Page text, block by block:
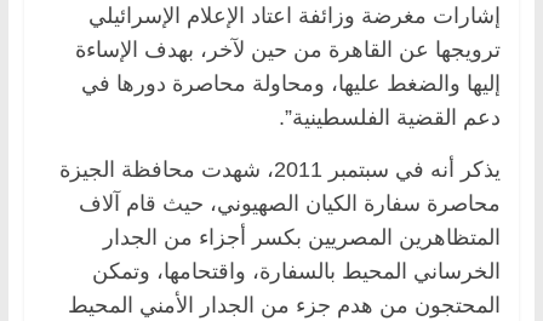
إشارات مغرضة وزائفة اعتاد الإعلام الإسرائيلي
ترويجها عن القاهرة من حين لآخر، بهدف الإساءة
إليها والضغط عليها، ومحاولة محاصرة دورها في
دعم القضية الفلسطينية”.
يذكر أنه في سبتمبر 2011، شهدت محافظة الجيزة
محاصرة سفارة الكيان الصهيوني، حيث قام آلاف
المتظاهرين المصريين بكسر أجزاء من الجدار
الخرساني المحيط بالسفارة، واقتحامها، وتمكن
المحتجون من هدم جزء من الجدار الأمني المحيط